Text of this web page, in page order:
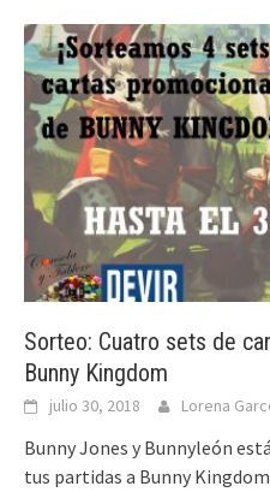
Sorteo: Cuatro sets de
Bunny Kingdom
julio 30, 2018 Lorena
Bunny Jones y Bunnyleón
tus partidas a Bunny